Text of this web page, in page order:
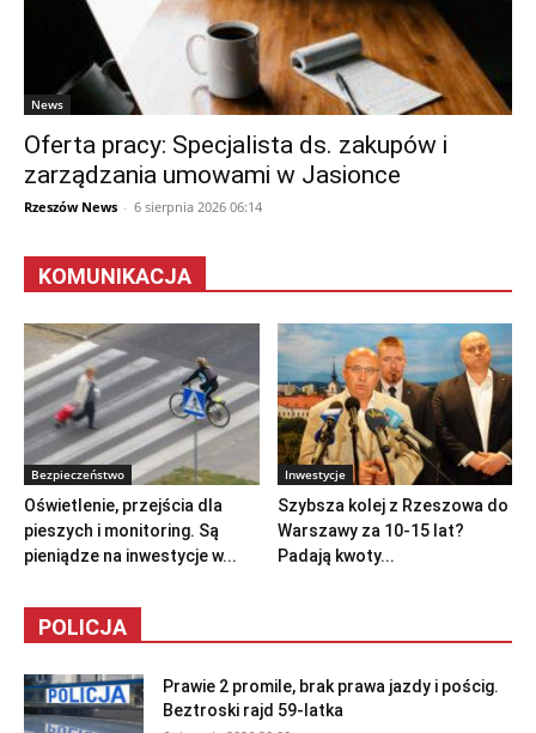
News
Oferta pracy: Specjalista ds. zakupów i
zarządzania umowami w Jasionce
Rzeszów News - 6 sierpnia 2026 06:14
KOMUNIKACJA
Bezpieczeństwo
Oświetlenie, przejścia dla
pieszych i monitoring. Są
pieniądze na inwestycje w...
Inwestycje
Szybsza kolej z Rzeszowa do
Warszawy za 10-15 lat?
Padają kwoty...
POLICJA
Prawie 2 promile, brak prawa jazdy i pościg.
Beztroski rajd 59-latka